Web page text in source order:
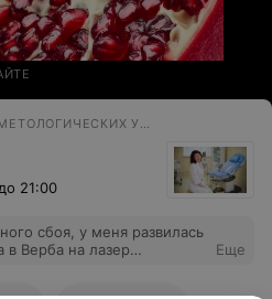
ЦЕНТР МЕДИЦИНСКИХ И КОСМЕТОЛОГИЧЕСКИХ УСЛУГ
до 21:00
сбоя, у меня развилась
в Верба на лазер
Еще